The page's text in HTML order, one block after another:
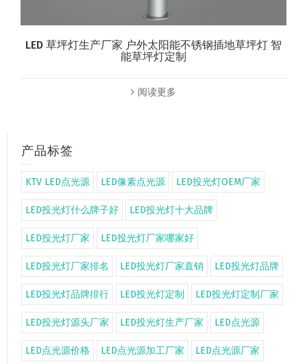
LED 草坪灯生产厂家 户外太阳能不锈钢插地草坪灯 智
能草坪灯定制
阅读更多
产品标签
KTV LED点光源 LED像素点光源 LED投光灯OEM厂家
LED投光灯什么牌子好 LED投光灯十大品牌
LED投光灯厂家 LED投光灯厂家哪家好
LED投光灯厂家排名 LED投光灯厂家直销 LED投光灯品牌
LED投光灯品牌排行 LED投光灯定制 LED投光灯定制厂家
LED投光灯源头厂家 LED投光灯生产厂家 LED点光源
LED点光源价格 LED点光源加工厂家 LED点光源厂家